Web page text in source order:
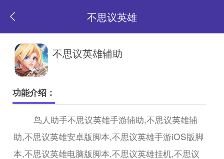
不思议英雄
返
页
不思议英雄辅助
功能介绍：
鸟人助手不思议英雄手游辅助,不思议英雄辅
助,不思议英雄安卓版脚本,不思议英雄手游iOS版脚
本,不思议英雄电脑版脚本,不思议英雄挂机,不思议